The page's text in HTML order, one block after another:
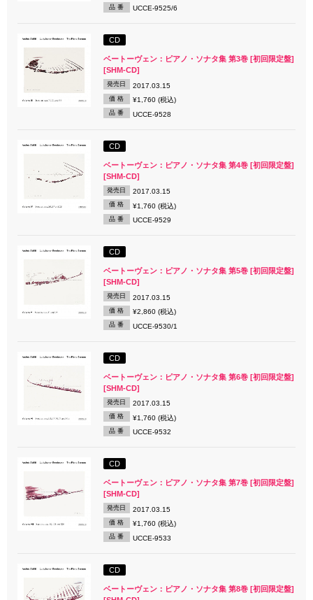
品 番 UCCE-9525/6
CD
ベートーヴェン：ピアノ・ソナタ集 第3巻 [初回限定盤]
[SHM-CD]
発売日 2017.03.15
価 格 ¥1,760 (税込)
品 番 UCCE-9528
CD
ベートーヴェン：ピアノ・ソナタ集 第4巻 [初回限定盤]
[SHM-CD]
発売日 2017.03.15
価 格 ¥1,760 (税込)
品 番 UCCE-9529
CD
ベートーヴェン：ピアノ・ソナタ集 第5巻 [初回限定盤]
[SHM-CD]
発売日 2017.03.15
価 格 ¥2,860 (税込)
品 番 UCCE-9530/1
CD
ベートーヴェン：ピアノ・ソナタ集 第6巻 [初回限定盤]
[SHM-CD]
発売日 2017.03.15
価 格 ¥1,760 (税込)
品 番 UCCE-9532
CD
ベートーヴェン：ピアノ・ソナタ集 第7巻 [初回限定盤]
[SHM-CD]
発売日 2017.03.15
価 格 ¥1,760 (税込)
品 番 UCCE-9533
CD
ベートーヴェン：ピアノ・ソナタ集 第8巻 [初回限定盤]